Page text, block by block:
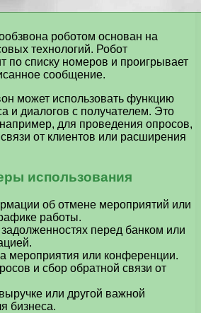
роботом основан на
технологий. Робот
по списку номеров и проигрывает
сообщение.
может использовать функцию
и диалогов с получателем. Это
для проведения опросов,
от клиентов или расширения
использования
об отмене мероприятий или
работы.
перед банком или
мероприятия или конференции.
и сбор обратной связи от
или другой важной
бизнеса.